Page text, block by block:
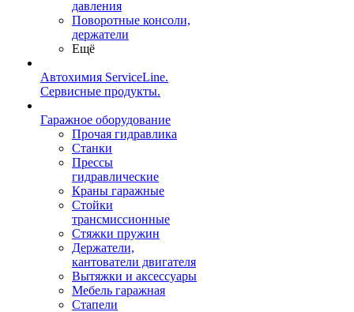
давления
Поворотные консоли,
держатели
Ещё
Автохимия ServiceLine.
Сервисные продукты.
Гаражное оборудование
Прочая гидравлика
Станки
Прессы
гидравлические
Краны гаражные
Стойки
трансмиссионные
Стяжки пружин
Держатели,
кантователи двигателя
Вытяжки и аксессуары
Мебель гаражная
Стапели